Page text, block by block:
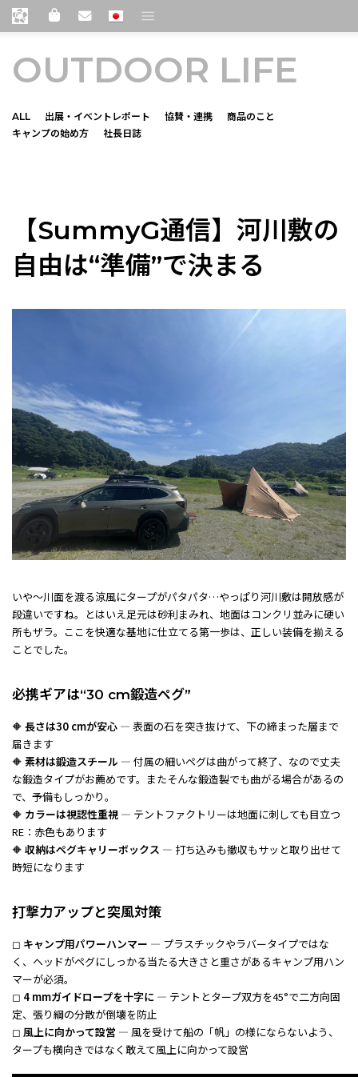
OUTDOOR LIFE
ALL 出展・イベントレポート 協賛・連携
商品のこと
キャンプの始め方
社長日誌
【SummyG通信】河川敷の
自由は“準備”で決まる
いや〜川面を渡る涼風にタープがパタパタ…やっぱり河川敷は開放感が
段違いですね。とはいえ足元は砂利まみれ、地面はコンクリ並みに硬い
所もザラ。ここを快適な基地に仕立てる第一歩は、正しい装備を揃える
ことでした。
必携ギアは“30 cm鍛造ペグ”
🔶 長さは30 cmが安心 — 表面の石を突き抜けて、下の締まった層まで
届きます
🔶 素材は鍛造スチール — 付属の細いペグは曲がって終了、なので丈夫
な鍛造タイプがお薦めです。またそんな鍛造製でも曲がる場合があるの
で、予備もしっかり。
🔶 カラーは視認性重視 — テントファクトリーは地面に刺しても目立つ
RE：赤色もあります
🔶 収納はペグキャリーボックス — 打ち込みも撤収もサッと取り出せて
時短になります
打撃力アップと突風対策
◻︎ キャンプ用パワーハンマー — プラスチックやラバータイプではな
く、ヘッドがペグにしっかる当たる大きさと重さがあるキャンプ用ハン
マーが必須。
◻︎ 4 mmガイドロープを十字に — テントとタープ双方を45°で二方向固
定、張り綱の分散が倒壊を防止
◻︎ 風上に向かって設営 — 風を受けて船の「帆」の様にならないよう、
タープも横向きではなく敢えて風上に向かって設営